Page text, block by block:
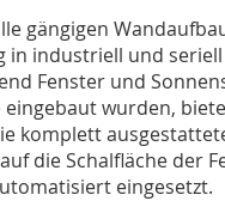
gängigen
in industriell und
Fenster und
wurden,
komplett
die Schalfläche der
eingesetzt.